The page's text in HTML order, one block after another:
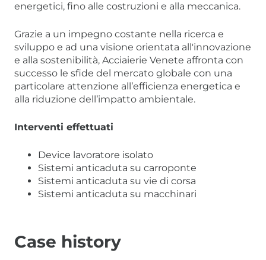
energetici, fino alle costruzioni e alla meccanica.
Grazie a un impegno costante nella ricerca e
sviluppo e ad una visione orientata all'innovazione
e alla sostenibilità, Acciaierie Venete affronta con
successo le sfide del mercato globale con una
particolare attenzione all’efficienza energetica e
alla riduzione dell’impatto ambientale.
Interventi effettuati
Device lavoratore isolato
Sistemi anticaduta su carroponte
Sistemi anticaduta su vie di corsa
Sistemi anticaduta su macchinari
Case history